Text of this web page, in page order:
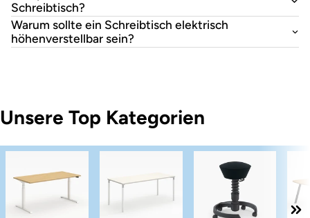
Schreibtisch?
Warum sollte ein Schreibtisch elektrisch
höhenverstellbar sein?
Unsere Top Kategorien